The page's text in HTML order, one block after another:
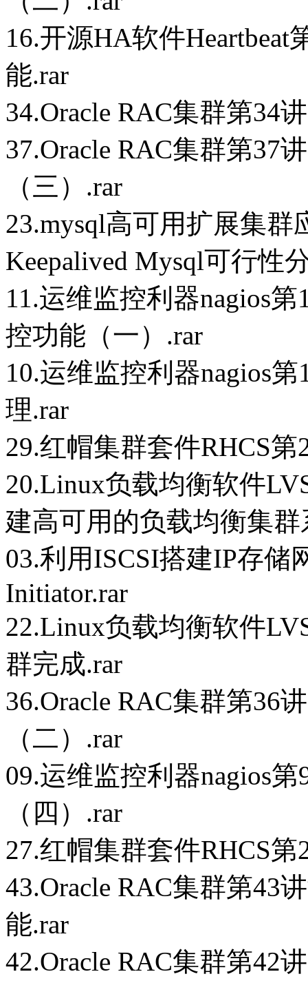
16.开源HA软件Heartbeat
能.rar
34.Oracle RAC集群第34
37.Oracle RAC集群第37
（三）.rar
23.mysql高可用扩展集群
Keepalived Mysql可行性
11.运维监控利器nagios
控功能（一）.rar
10.运维监控利器nagios
理.rar
29.红帽集群套件RHCS
20.Linux负载均衡软件
建高可用的负载均衡集群
03.利用ISCSI搭建IP存储
Initiator.rar
22.Linux负载均衡软件
群完成.rar
36.Oracle RAC集群第36
（二）.rar
09.运维监控利器nagios
（四）.rar
27.红帽集群套件RHCS
43.Oracle RAC集群第43
能.rar
42.Oracle RAC集群第42